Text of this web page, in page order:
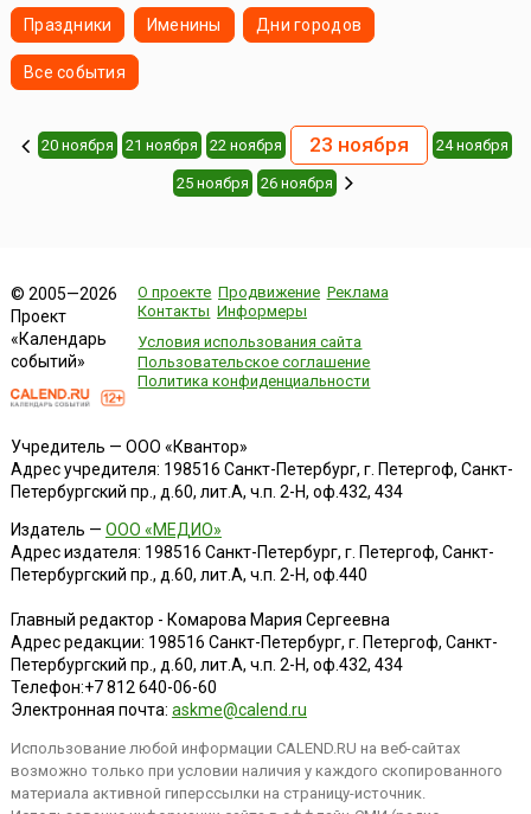
Праздники Именины Дни городов
Все события
20 ноября 21 ноября 22 ноября 23 ноября 24 ноября
25 ноября 26 ноября
© 2005—2026
Проект
«Календарь
событий»
О проекте Продвижение Реклама
Контакты Информеры
Условия использования сайта
Пользовательское соглашение
Политика конфиденциальности
Учредитель — ООО «Квантор»
Адрес учредителя: 198516 Санкт-Петербург, г. Петергоф, Санкт-
Петербургский пр., д.60, лит.А, ч.п. 2-Н, оф.432, 434
Издатель — ООО «МЕДИО»
Адрес издателя: 198516 Санкт-Петербург, г. Петергоф, Санкт-
Петербургский пр., д.60, лит.А, ч.п. 2-Н, оф.440
Главный редактор - Комарова Мария Сергеевна
Адрес редакции: 198516 Санкт-Петербург, г. Петергоф, Санкт-
Петербургский пр., д.60, лит.А, ч.п. 2-Н, оф.432, 434
Телефон:+7 812 640-06-60
Электронная почта: askme@calend.ru
Использование любой информации CALEND.RU на веб-сайтах
возможно только при условии наличия у каждого скопированного
материала активной гиперссылки на страницу-источник.